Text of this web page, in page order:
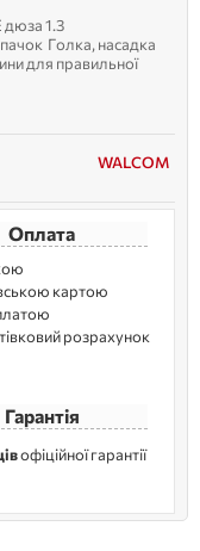
дюза 1.3
Голка, насадка
для правильної
безпечній
Slim Kombat
WALCOM
Оплата
картою
розрахунок
Гарантія
офіційної гарантії